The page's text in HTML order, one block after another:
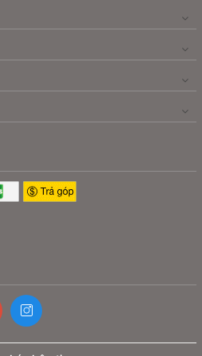
màu, không bị cứng giòn
nắng nóng hay mưa gió.
giữ nguyên màu sơn xe
ngoại hình.
cong tinh tế – gần như
đã gắn thêm phụ kiện!
cần khoan lỗ, không để lại